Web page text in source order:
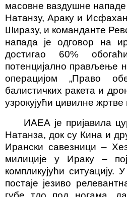
масовне ваздушне
Натанзу, Араку и
Ширазу, и команданте
напада је одговор на
достигао 60%
потенцијално прављење
операцијом „Право
балистичких ракета и
узрокујући цивилне жртве
ИАЕА је пријавила
Натанза, док су Кина и
Ирански савезници –
милиције у Ираку –
компликујући ситуацију.
постаје језиво